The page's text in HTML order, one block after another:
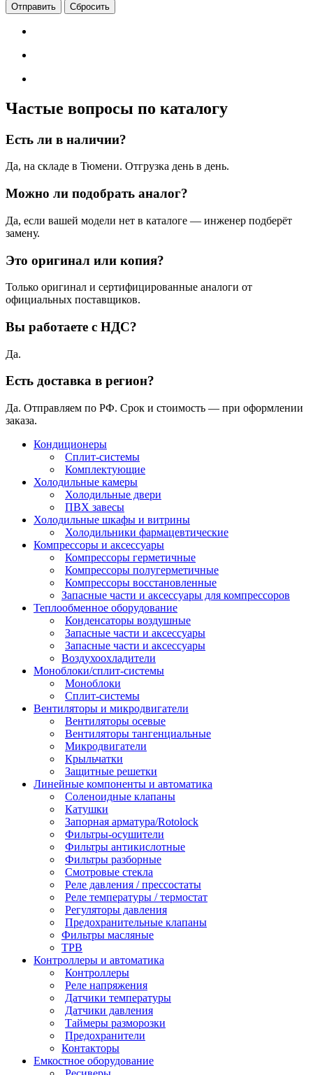
Сбросить
Частые вопросы по каталогу
Есть ли в наличии?
Да, на складе в Тюмени. Отгрузка день в день.
Можно ли подобрать аналог?
Да, если вашей модели нет в каталоге — инженер подберёт
замену.
Это оригинал или копия?
Только оригинал и сертифицированные аналоги от
официальных поставщиков.
Вы работаете с НДС?
Да.
Есть доставка в регион?
Да. Отправляем по РФ. Срок и стоимость — при оформлении
заказа.
Кондиционеры
Сплит-системы
Комплектующие
Холодильные камеры
Холодильные двери
ПВХ завесы
Холодильные шкафы и витрины
Холодильники фармацевтические
Компрессоры и аксессуары
Компрессоры герметичные
Компрессоры полугерметичные
Компрессоры восстановленные
Запасные части и аксессуары для компрессоров
Теплообменное оборудование
Конденсаторы воздушные
Запасные части и аксессуары
Запасные части и аксессуары
Воздухоохладители
Моноблоки/сплит-системы
Моноблоки
Сплит-системы
Вентиляторы и микродвигатели
Вентиляторы осевые
Вентиляторы тангенциальные
Микродвигатели
Крыльчатки
Защитные решетки
Линейные компоненты и автоматика
Соленоидные клапаны
Катушки
Запорная арматура/Rotolock
Фильтры-осушители
Фильтры антикислотные
Фильтры разборные
Смотровые стекла
Реле давления / прессостаты
Реле температуры / термостат
Регуляторы давления
Предохранительные клапаны
Фильтры масляные
ТРВ
Контроллеры и автоматика
Контроллеры
Реле напряжения
Датчики температуры
Датчики давления
Таймеры разморозки
Предохранители
Контакторы
Емкостное оборудование